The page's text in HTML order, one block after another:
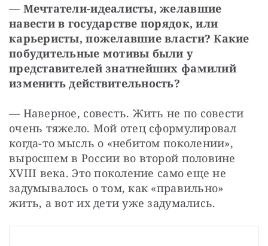
— Мечтатели-идеалисты, желавшие
навести в государстве порядок, или
карьеристы, пожелавшие власти? Какие
побудительные мотивы были у
представителей знатнейших фамилий
изменить действительность?
— Наверное, совесть. Жить не по совести
очень тяжело. Мой отец сформулировал
когда-то мысль о «небитом поколении»,
выросшем в России во второй половине
ХVIII века. Это поколение само еще не
задумывалось о том, как «правильно»
жить, а вот их дети уже задумались.